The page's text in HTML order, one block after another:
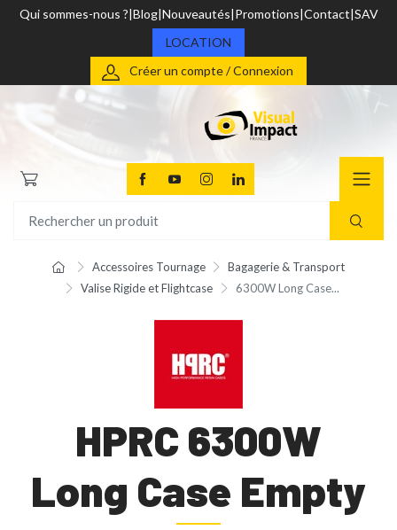
Qui sommes-nous ? Blog Nouveautés Promotions Contact SAV
LOCATION
Créer un compte / Connexion
Accessoires Tournage
Bagagerie & Transport
Valise Rigide et Flightcase
6300W Long Case...
HPRC 6300W
Long Case Empty